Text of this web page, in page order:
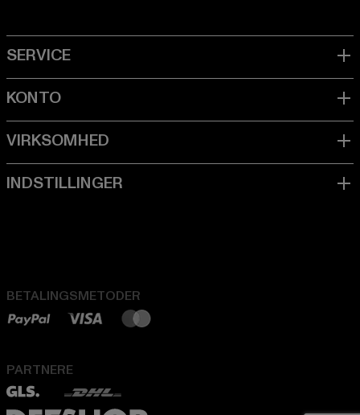
BETALINGSMETODER
PARTNERE